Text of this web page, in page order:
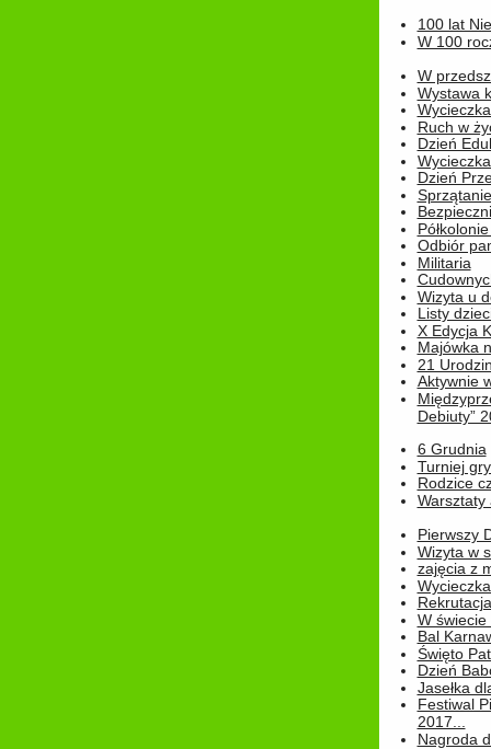
100 lat
W 100
W
Wystawa
Ruch w
Dzień
Dzień
Odbiór
Militaria
Wizyta u
Listy
X Edycja
Majówka
21
Aktywnie
Debiuty”
6 Grudnia
Turniej
Rodzice
Warsztaty
Pierwszy
Wizyta w
zajęcia z
W świecie
Bal
Święto
Dzień
Jasełka
Festiwal
2017...
Nagroda